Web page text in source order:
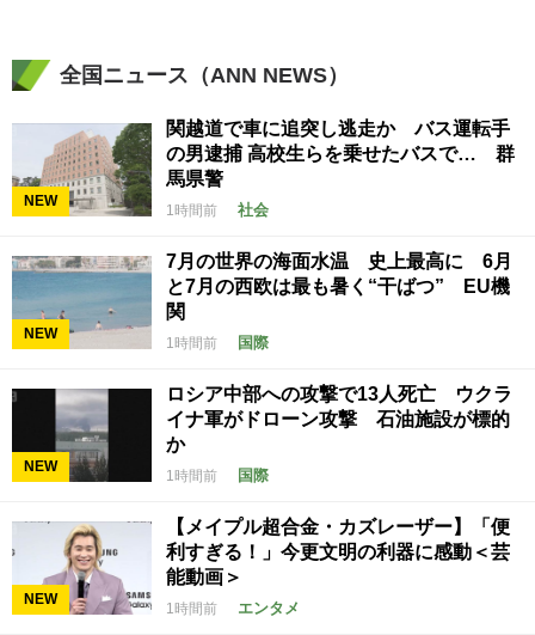
全国ニュース（ANN NEWS）
NEW
関越道で車に追突し逃走か バス運転手
の男逮捕 高校生らを乗せたバスで… 群
馬県警
1時間前 社会
NEW
7月の世界の海面水温 史上最高に 6月
と7月の西欧は最も暑く“干ばつ” EU機
関
1時間前 国際
NEW
ロシア中部への攻撃で13人死亡 ウクラ
イナ軍がドローン攻撃 石油施設が標的
か
1時間前 国際
NEW
【メイプル超合金・カズレーザー】「便
利すぎる！」今更文明の利器に感動＜芸
能動画＞
1時間前 エンタメ